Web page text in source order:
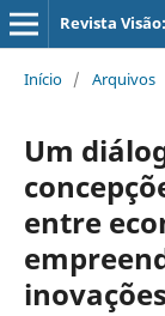
Revista
Início / Arquivos
Um
entre